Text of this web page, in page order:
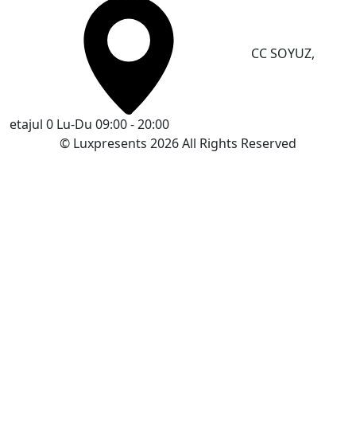
CC SOYUZ,
etajul 0 Lu-Du 09:00 - 20:00
© Luxpresents 2026 All Rights Reserved